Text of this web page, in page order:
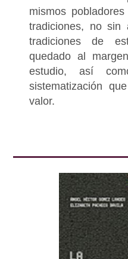
mismos
tradiciones, no sin
tradiciones de
quedado al
estudio, así
sistematización
valor.